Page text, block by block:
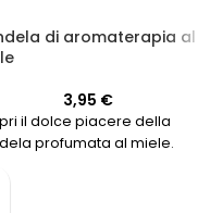
di aromaterapia al
3,95 €
il dolce piacere della
profumata al miele.